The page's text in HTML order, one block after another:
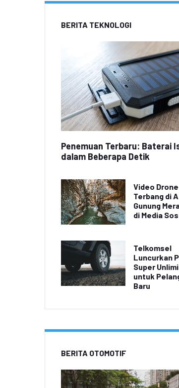
BERITA TEKNOLOGI
Penemuan Terbaru: Baterai
dalam Beberapa Detik
Video Drone
Terbang di
Gunung
di Media
Telkomsel
Luncurkan
Super
untuk
Baru
BERITA OTOMOTIF